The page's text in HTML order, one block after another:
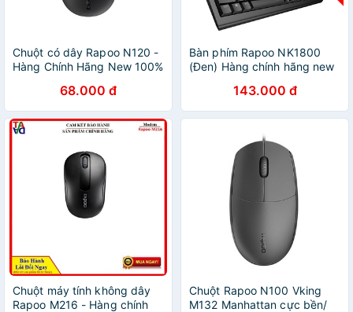
Chuột có dây Rapoo N120 -
Hàng Chính Hãng New 100%
68.000 đ
Bàn phím Rapoo NK1800
(Đen) Hàng chính hãng new
143.000 đ
Chuột máy tính không dây
Rapoo M216 - Hàng chính
Chuột Rapoo N100 Vking
M132 Manhattan cực bền/